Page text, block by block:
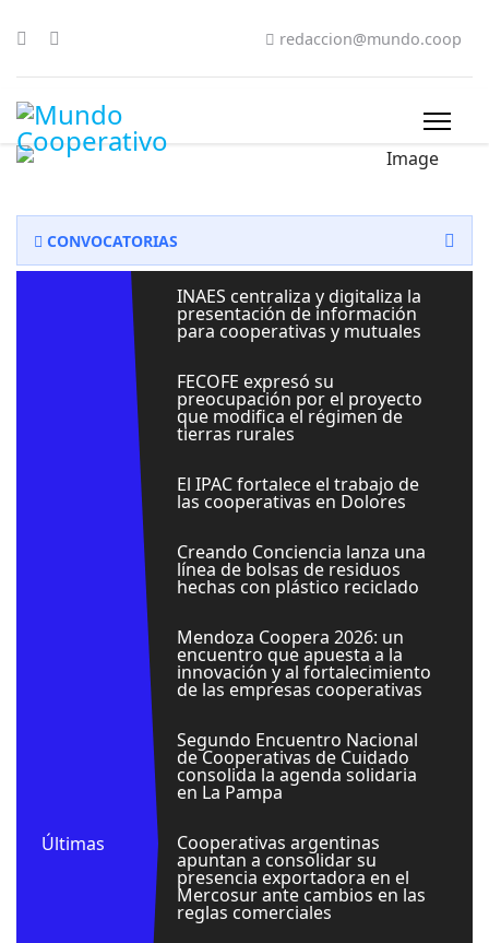
redaccion@mundo.coop
CONVOCATORIAS
Últimas
INAES centraliza y digitaliza la
presentación de información
para cooperativas y mutuales
FECOFE expresó su
preocupación por el proyecto
que modifica el régimen de
tierras rurales
El IPAC fortalece el trabajo de
las cooperativas en Dolores
Creando Conciencia lanza una
línea de bolsas de residuos
hechas con plástico reciclado
Mendoza Coopera 2026: un
encuentro que apuesta a la
innovación y al fortalecimiento
de las empresas cooperativas
Segundo Encuentro Nacional
de Cooperativas de Cuidado
consolida la agenda solidaria
en La Pampa
Cooperativas argentinas
apuntan a consolidar su
presencia exportadora en el
Mercosur ante cambios en las
reglas comerciales